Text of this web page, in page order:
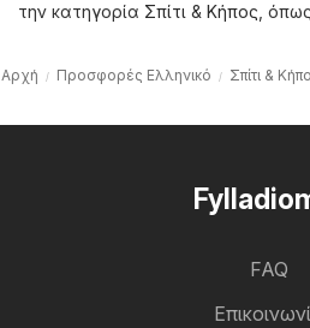
την κατηγορία Σπίτι & Κήπος ,
Αρχή Προσφορές Ελληνικό Σπίτι &
FAQ